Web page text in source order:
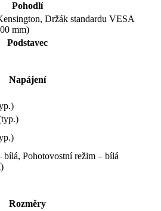
Pohodlí
Držák standardu VESA
mm)
Podstavec
Napájení
bílá, Pohotovostní režim – bílá
Rozměry